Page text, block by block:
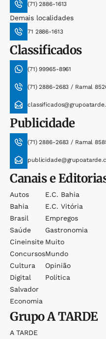
(71) 2886-1613
Demais localidades
71 2886-1613
Classificados
(71) 99965-8961
(71) 2886-2683 / Ramal
Publicidade
(71) 2886-2683 / Ramal
Canais e
Autos
Bahia
Brasil
Saúde
Cineinsite
Concursos
Cultura
Digital
Salvador
Economia
E.c. Bahia
E.c. Vitória
Empregos
Gastronomia
Muito
Mundo
Opinião
Política
GrupoA TARDE
A TARDE